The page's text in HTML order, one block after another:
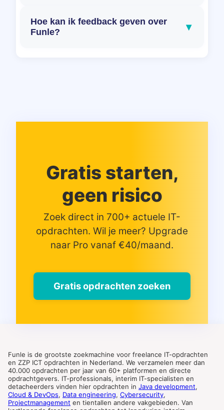
Hoe kan ik feedback geven over
Funle?
▾
Gratis starten,
geen risico
Zoek direct in 700+ actuele IT-
opdrachten. Wil je meer? Upgrade
naar Pro vanaf €40/maand.
Gratis opdrachten zoeken
Funle is de grootste zoekmachine voor freelance IT-opdrachten
en ZZP ICT opdrachten in Nederland. We verzamelen meer dan
40.000 opdrachten per jaar van 60+ platformen en directe
opdrachtgevers. IT-professionals, interim IT-specialisten en
detacheerders vinden hier opdrachten in Java development,
Cloud & DevOps, Data engineering, Cybersecurity,
Projectmanagement en tientallen andere vakgebieden. Van